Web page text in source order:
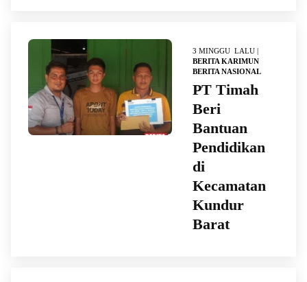
3 MINGGU LALU |
BERITA KARIMUN
BERITA NASIONAL
PT Timah
Beri
Bantuan
Pendidikan
di
Kecamatan
Kundur
Barat